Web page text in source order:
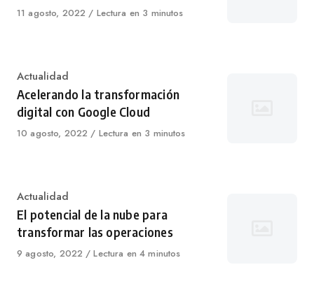
Published
11 agosto, 2022 Lectura en 3 minutos
Category
Actualidad
Acelerando la transformación
digital con Google Cloud
Published
10 agosto, 2022 Lectura en 3 minutos
Category
Actualidad
El potencial de la nube para
transformar las operaciones
Published
9 agosto, 2022 Lectura en 4 minutos